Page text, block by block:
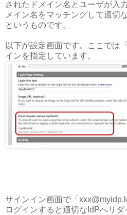
されたドメイン名とユーザが入
メイン名をマッチングして適切
というものです。
以下が設定画面です。ここでは
インを指定しています。
サインイン画面で「
ログインすると適切なIdPへリダ